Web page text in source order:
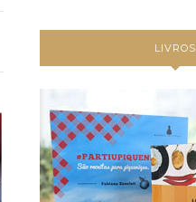
LIVROS